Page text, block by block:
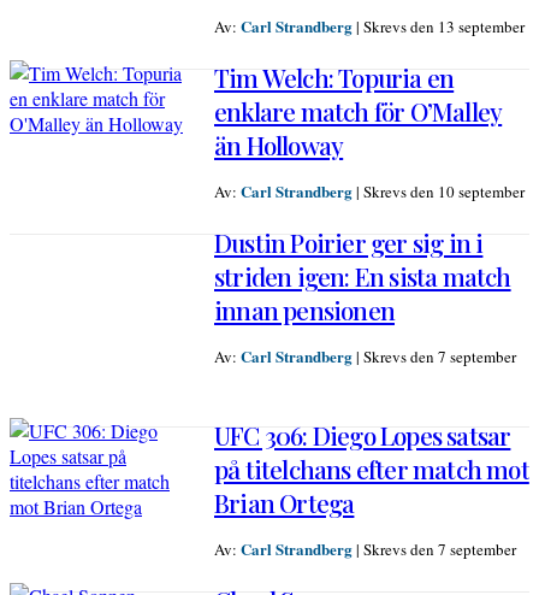
Av: Carl Strandberg| Skrevs den 13 september
Tim Welch: Topuria en
enklare match för O’Malley
än Holloway
Av: Carl Strandberg| Skrevs den 10 september
Dustin Poirier ger sig in i
striden igen: En sista match
innan pensionen
Av: Carl Strandberg| Skrevs den 7 september
UFC 306: Diego Lopes satsar
på titelchans efter match mot
Brian Ortega
Av: Carl Strandberg| Skrevs den 7 september